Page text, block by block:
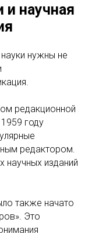
научная
нужны не
редакционной
году
редактором.
научных изданий
также начато
Это